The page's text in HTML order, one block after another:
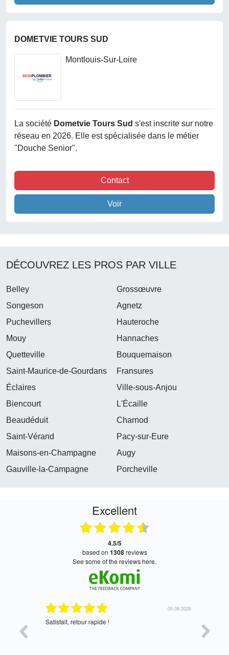
DOMETVIE TOURS SUD
Montlouis-Sur-Loire
La société Dometvie Tours Sud s'est inscrite sur notre
réseau en 2026. Elle est spécialisée dans le métier
"Douche Senior".
Contact
Voir
DÉCOUVREZ LES PROS PAR VILLE
Belley
Grossœuvre
Songeson
Agnetz
Puchevillers
Hauteroche
Mouy
Hannaches
Quetteville
Bouquemaison
Saint-Maurice-de-Gourdans
Fransures
Éclaires
Ville-sous-Anjou
Biencourt
L'Écaille
Beaudéduit
Charnod
Saint-Vérand
Pacy-sur-Eure
Maisons-en-Champagne
Augy
Gauville-la-Campagne
Porcheville
Excellent
4.5/5
based on 1308reviews
see some of the reviews here.
05.08.2026
Satisfait, retour rapide !